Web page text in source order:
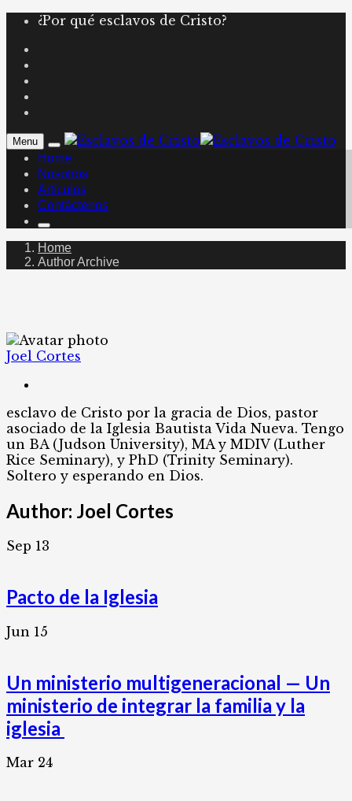
¿Por qué esclavos de Cristo?
Menu
Home
Nosotros
Artículos
Contáctenos
Home
Author Archive
Joel Cortes
esclavo de Cristo por la gracia de Dios, pastor
asociado de la Iglesia Bautista Vida Nueva. Tengo
un BA (Judson University), MA y MDIV (Luther
Rice Seminary), y PhD (Trinity Seminary).
Soltero y esperando en Dios.
Author: Joel Cortes
Sep 13
Pacto de la Iglesia
Jun 15
Un ministerio multigeneracional — Un
ministerio de integrar la familia y la
iglesia
Mar 24